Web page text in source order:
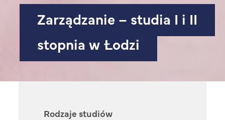
Zarządzanie – studia I i II
stopnia w Łodzi
Rodzaje studiów